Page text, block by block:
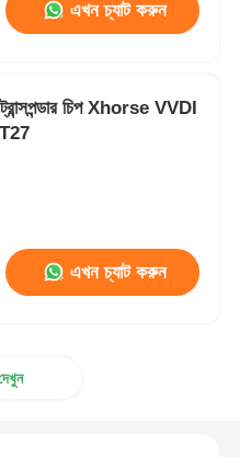
এখন চ্যাট করুন
চিপ Xhorse VVDI
এখন চ্যাট করুন